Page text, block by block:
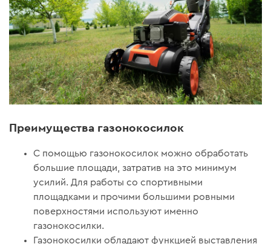
Преимущества газонокосилок
С помощью газонокосилок можно обработать
большие площади, затратив на это минимум
усилий. Для работы со спортивными
площадками и прочими большими ровными
поверхностями используют именно
газонокосилки.
Газонокосилки обладают функцией выставления